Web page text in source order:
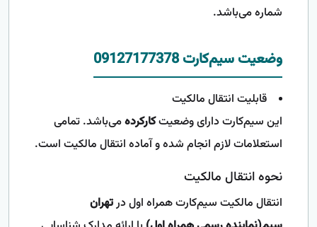
شماره می‌باشد.
وضعیت سیم‌کارت 09127177378
قابلیت انتقال مالکیت
این سیم‌کارت دارای وضعیتکارکردهمی‌باشد. تمامی
استعلامات لازم انجام شده و آماده انتقال مالکیت است.
نحوه انتقال مالکیت
انتقال مالکیت سیم‌کارت همراه اول درتهران